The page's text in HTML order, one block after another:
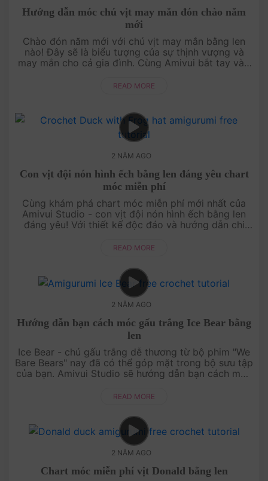
Hướng dẫn móc chú vịt may mắn đón chào năm
mới
Chào đón năm mới với chú vịt may mắn bằng len
nào! Đây sẽ là biểu tượng của sự thịnh vượng và
may mắn cho cả gia đình. Cùng Amivui bắt tay vào
đầu năm nhé!....
READ MORE
2 NĂM AGO
Con vịt đội nón hình ếch bằng len đáng yêu chart
móc miễn phí
Cùng khám phá chart móc miễn phí mới nhất của
Amivui Studio - con vịt đội nón hình ếch bằng len
đáng yêu! Với thiết kế độc đáo và hướng dẫn chi
READ MORE
2 NĂM AGO
Hướng dẫn bạn cách móc gấu trắng Ice Bear bằng
len
Ice Bear - chú gấu trắng dễ thương từ bộ phim "We
Bare Bears" nay đã có thể góp mặt trong bộ sưu tập
của bạn. Amivui Studio sẽ hướng dẫn bạn cách móc
READ MORE
2 NĂM AGO
Chart móc miễn phí vịt Donald bằng len